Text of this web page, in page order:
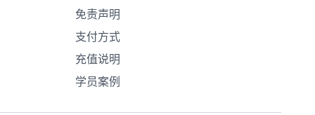
免责声明
支付方式
充值说明
学员案例